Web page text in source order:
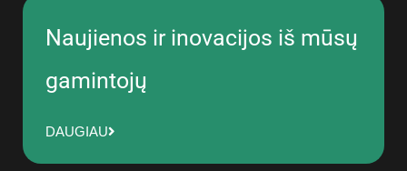
Naujienos ir inovacijos iš mūsų
gamintojų
DAUGIAU